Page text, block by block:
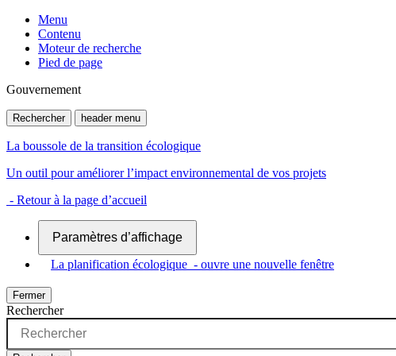
Menu
Contenu
Moteur de recherche
Pied de page
Gouvernement
Rechercher header menu
La boussole de la transition écologique
Un outil pour améliorer l’impact environnemental de vos projets
- Retour à la page d’accueil
Paramètres d’affichage
La planification écologique - ouvre une nouvelle fenêtre
Fermer
Rechercher